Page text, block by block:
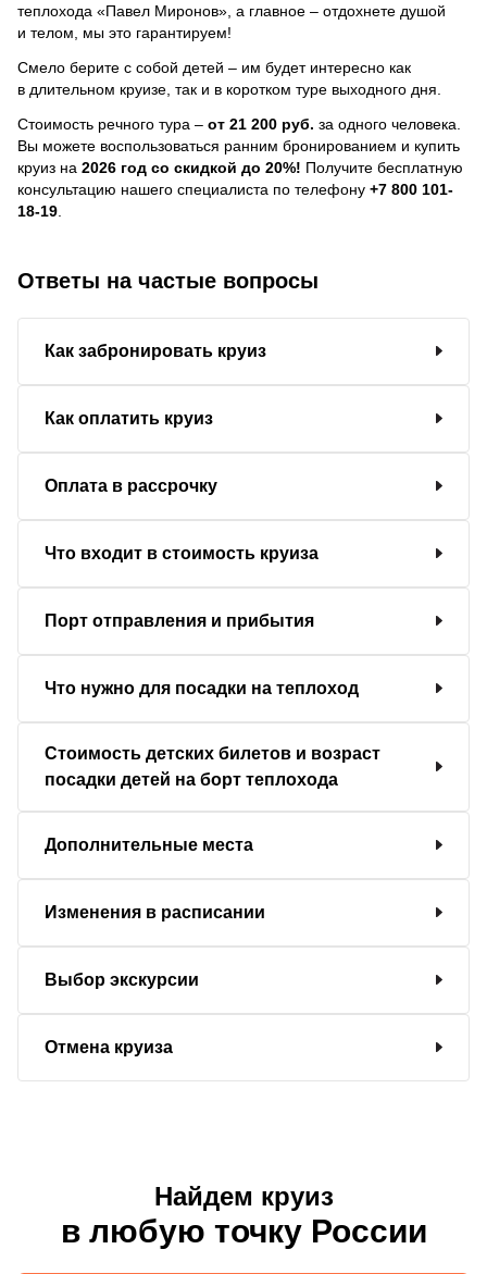
теплохода «Павел Миронов», а главное – отдохнете душой
и телом, мы это гарантируем!
Смело берите с собой детей – им будет интересно как
в длительном круизе, так и в коротком туре выходного дня.
Стоимость речного тура – от 21 200 руб. за одного человека.
Вы можете воспользоваться ранним бронированием и купить
круиз на 2026 год со скидкой до 20%! Получите бесплатную
консультацию нашего специалиста по телефону +7 800 101-
18-19
Ответы на частые вопросы
Как забронировать круиз
Как оплатить круиз
Оплата в рассрочку
Что входит в стоимость круиза
Порт отправления и прибытия
Что нужно для посадки на теплоход
Стоимость детских билетов и возраст
посадки детей на борт теплохода
Дополнительные места
Изменения в расписании
Выбор экскурсии
Отмена круиза
Найдем круиз
в любую точку России